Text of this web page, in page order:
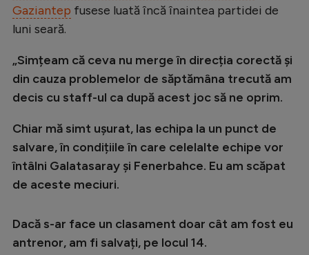
Gaziantep fusese luată încă înaintea partidei de
luni seară.
„Simțeam că ceva nu merge în direcția corectă și
din cauza problemelor de săptămâna trecută am
decis cu staff-ul ca după acest joc să ne oprim.
Chiar mă simt ușurat, las echipa la un punct de
salvare, în condițiile în care celelalte echipe vor
întâlni Galatasaray și Fenerbahce. Eu am scăpat
de aceste meciuri.
Dacă s-ar face un clasament doar cât am fost eu
antrenor, am fi salvați, pe locul 14.